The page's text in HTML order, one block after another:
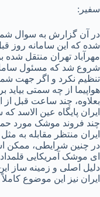
سفیر:
در آن گزارش به سوال
شده که این سامانه روز
مهرآباد تهران منتقل شده
شروع شد که مسئول
تنظیم نکرد و اگر جهت
هواپیما از چه سمتی
بعلاوه، چند ساعت قبل
ایران پایگاه عین الاسد
چند فروند موشک مورد
ایران منتظر مقابله به
در چنین شرایطی، ممکن
ای موشک آمریکایی
دلیل اصلی و زمینه ساز
ایران نیز این موضوع